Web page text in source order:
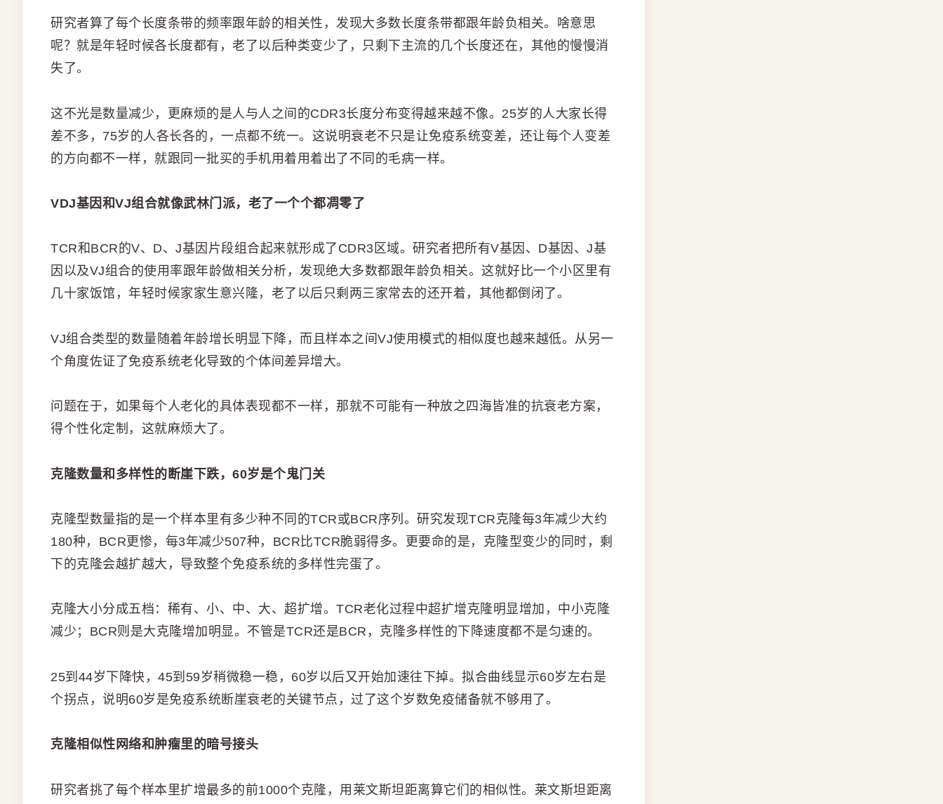
研究者算了每个长度条带的频率跟年龄的相关性，发现大多数长度条带都跟年龄负相关。啥意思
呢？就是年轻时候各长度都有，老了以后种类变少了，只剩下主流的几个长度还在，其他的慢慢消
失了。
这不光是数量减少，更麻烦的是人与人之间的CDR3长度分布变得越来越不像。25岁的人大家长得
差不多，75岁的人各长各的，一点都不统一。这说明衰老不只是让免疫系统变差，还让每个人变差
的方向都不一样，就跟同一批买的手机用着用着出了不同的毛病一样。
VDJ基因和VJ组合就像武林门派，老了一个个都凋零了
TCR和BCR的V、D、J基因片段组合起来就形成了CDR3区域。研究者把所有V基因、D基因、J基
因以及VJ组合的使用率跟年龄做相关分析，发现绝大多数都跟年龄负相关。这就好比一个小区里有
几十家饭馆，年轻时候家家生意兴隆，老了以后只剩两三家常去的还开着，其他都倒闭了。
VJ组合类型的数量随着年龄增长明显下降，而且样本之间VJ使用模式的相似度也越来越低。从另一
个角度佐证了免疫系统老化导致的个体间差异增大。
问题在于，如果每个人老化的具体表现都不一样，那就不可能有一种放之四海皆准的抗衰老方案，
得个性化定制，这就麻烦大了。
克隆数量和多样性的断崖下跌，60岁是个鬼门关
克隆型数量指的是一个样本里有多少种不同的TCR或BCR序列。研究发现TCR克隆每3年减少大约
180种，BCR更惨，每3年减少507种，BCR比TCR脆弱得多。更要命的是，克隆型变少的同时，剩
下的克隆会越扩越大，导致整个免疫系统的多样性完蛋了。
克隆大小分成五档：稀有、小、中、大、超扩增。TCR老化过程中超扩增克隆明显增加，中小克隆
减少；BCR则是大克隆增加明显。不管是TCR还是BCR，克隆多样性的下降速度都不是匀速的。
25到44岁下降快，45到59岁稍微稳一稳，60岁以后又开始加速往下掉。拟合曲线显示60岁左右是
个拐点，说明60岁是免疫系统断崖衰老的关键节点，过了这个岁数免疫储备就不够用了。
克隆相似性网络和肿瘤里的暗号接头
研究者挑了每个样本里扩增最多的前1000个克隆，用莱文斯坦距离算它们的相似性。莱文斯坦距离